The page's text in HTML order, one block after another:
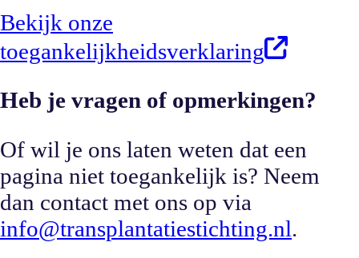
Bekijk onze
toegankelijkheidsverklaring
Heb je vragen of opmerkingen?
Of wil je ons laten weten dat een
pagina niet toegankelijk is? Neem
dan contact met ons op via
info@transplantatiestichting.nl.